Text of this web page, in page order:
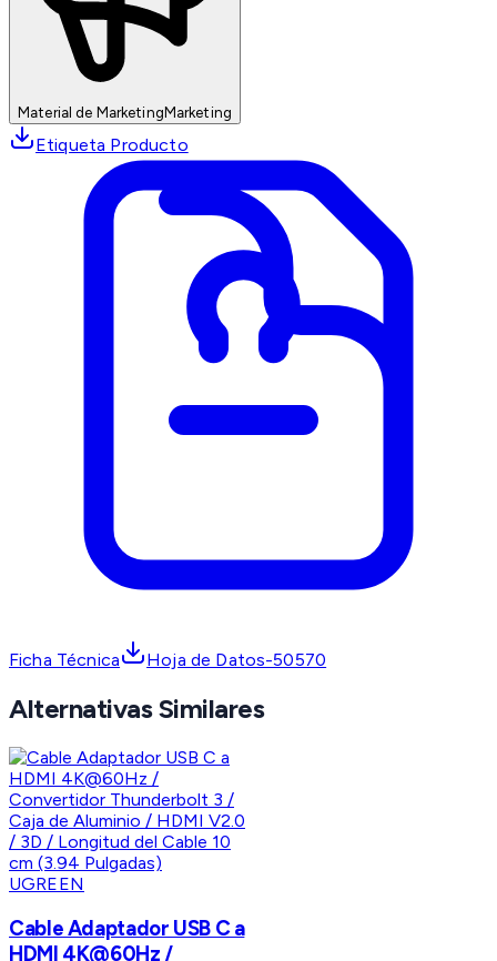
Material de MarketingMarketing
Etiqueta Producto
Ficha Técnica Hoja de Datos-50570
Alternativas Similares
UGREEN
Cable Adaptador USB C a
HDMI 4K@60Hz /